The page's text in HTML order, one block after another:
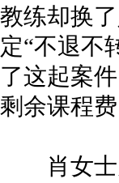
教练却换
定“不退不
了这起案
剩余课程费
肖女士为